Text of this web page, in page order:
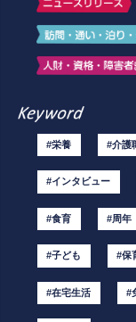
#栄養 #介護
#インタビュー
#食育 #周年
#子ども #保
#在宅生活 #